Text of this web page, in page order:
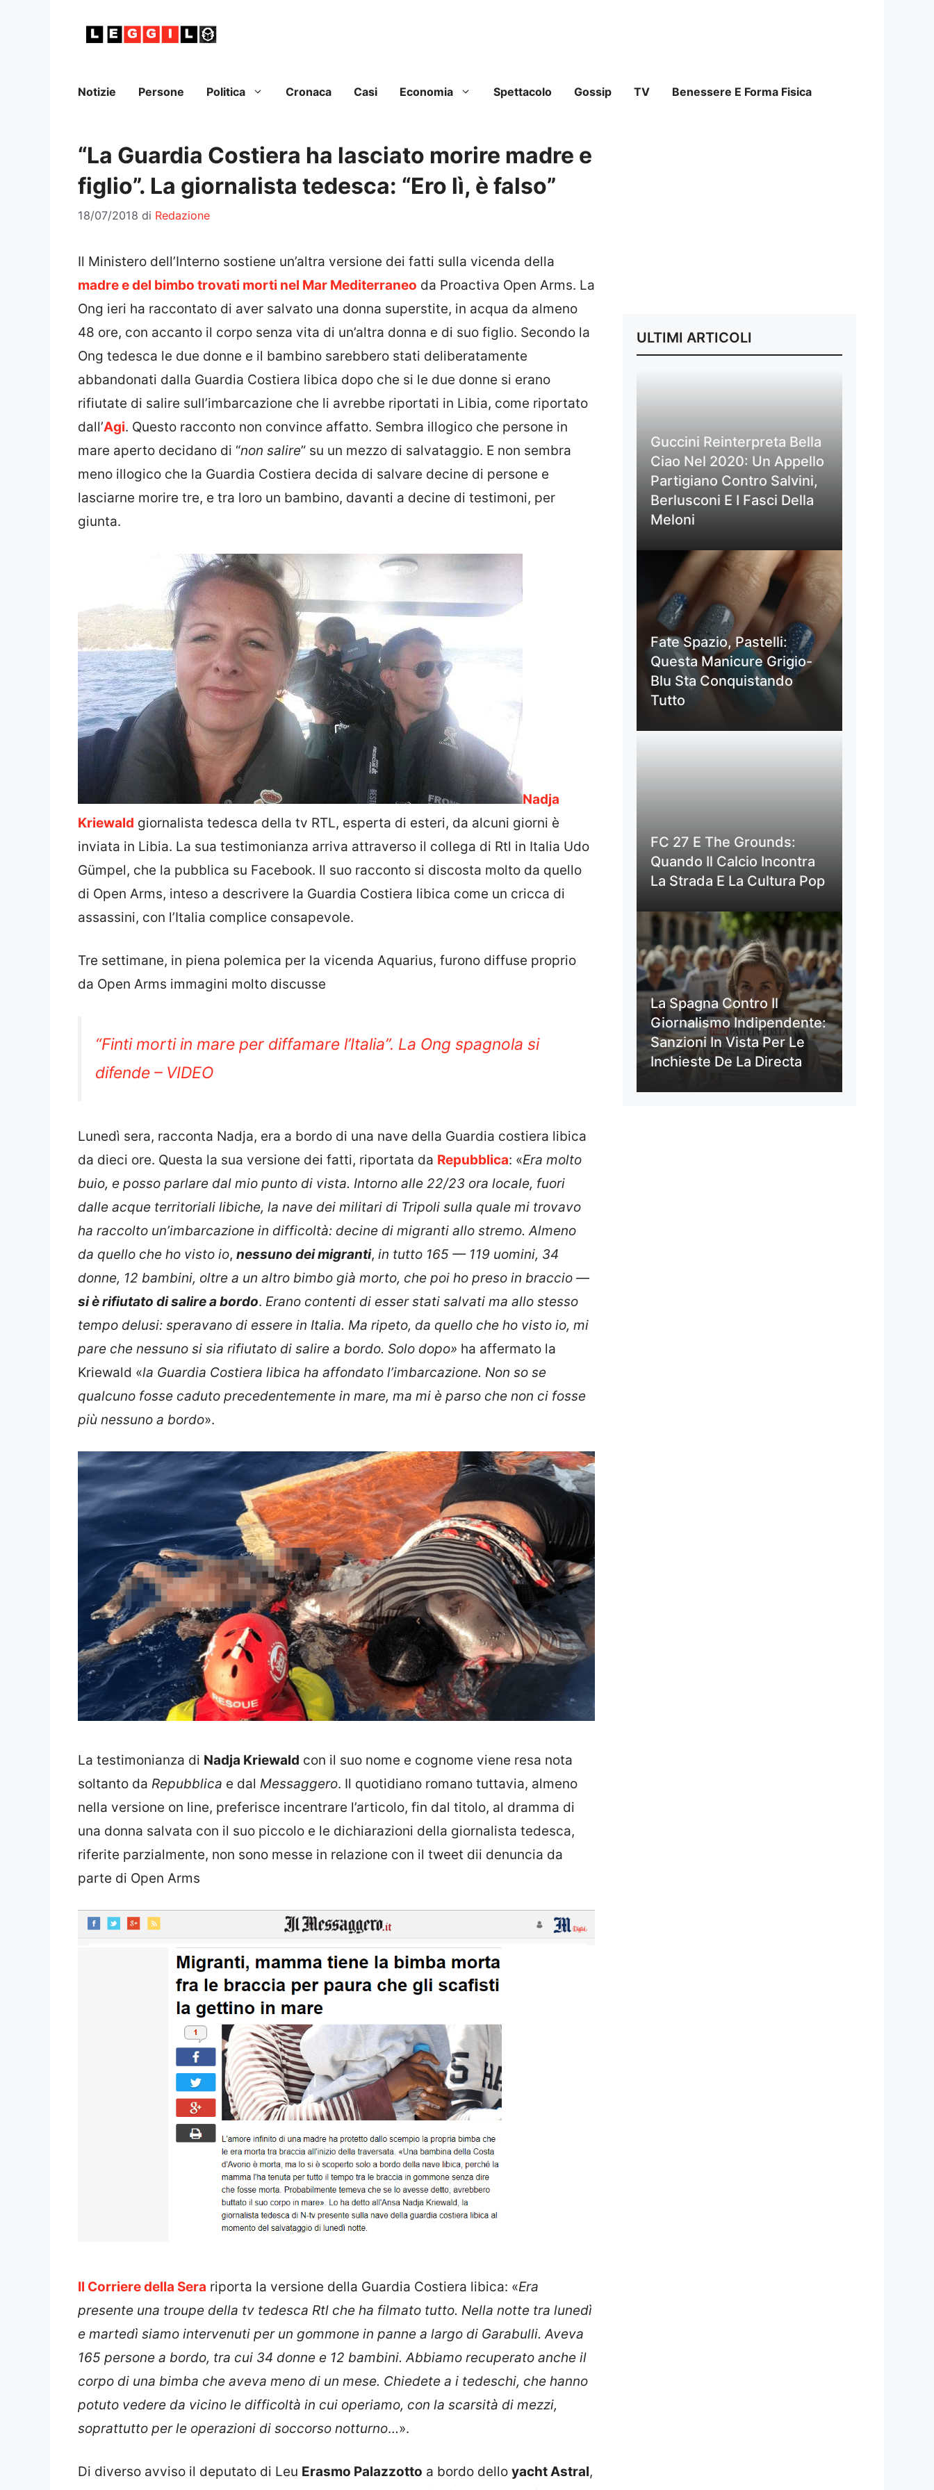
Notizie Persone Politica Cronaca Casi Economia Spettacolo Gossip TV Benessere E Forma Fisica
“La Guardia Costiera ha lasciato morire madre e
figlio”. La giornalista tedesca: “Ero lì, è falso”
18/07/2018 di Redazione
Il Ministero dell’Interno sostiene un’altra versione dei fatti sulla vicenda della
madre e del bimbo trovati morti nel Mar Mediterraneo da Proactiva Open Arms. La
Ong ieri ha raccontato di aver salvato una donna superstite, in acqua da almeno
48 ore, con accanto il corpo senza vita di un’altra donna e di suo figlio. Secondo la
Ong tedesca le due donne e il bambino sarebbero stati deliberatamente
abbandonati dalla Guardia Costiera libica dopo che si le due donne si erano
rifiutate di salire sull’imbarcazione che li avrebbe riportati in Libia, come riportato
dall’Agi. Questo racconto non convince affatto. Sembra illogico che persone in
mare aperto decidano di “non salire” su un mezzo di salvataggio. E non sembra
meno illogico che la Guardia Costiera decida di salvare decine di persone e
lasciarne morire tre, e tra loro un bambino, davanti a decine di testimoni, per
giunta.
Nadja
Kriewald giornalista tedesca della tv RTL, esperta di esteri, da alcuni giorni è
inviata in Libia. La sua testimonianza arriva attraverso il collega di Rtl in Italia Udo
Gümpel, che la pubblica su Facebook. Il suo racconto si discosta molto da quello
di Open Arms, inteso a descrivere la Guardia Costiera libica come un cricca di
assassini, con l’Italia complice consapevole.
Tre settimane, in piena polemica per la vicenda Aquarius, furono diffuse proprio
da Open Arms immagini molto discusse
“Finti morti in mare per diffamare l’Italia”. La Ong spagnola si
difende – VIDEO
Lunedì sera, racconta Nadja, era a bordo di una nave della Guardia costiera libica
da dieci ore. Questa la sua versione dei fatti, riportata da Repubblica: «Era molto
buio, e posso parlare dal mio punto di vista. Intorno alle 22/23 ora locale, fuori
dalle acque territoriali libiche, la nave dei militari di Tripoli sulla quale mi trovavo
ha raccolto un’imbarcazione in difficoltà: decine di migranti allo stremo. Almeno
da quello che ho visto io, nessuno dei migranti, in tutto 165 — 119 uomini, 34
donne, 12 bambini, oltre a un altro bimbo già morto, che poi ho preso in braccio —
si è rifiutato di salire a bordo. Erano contenti di esser stati salvati ma allo stesso
tempo delusi: speravano di essere in Italia. Ma ripeto, da quello che ho visto io, mi
pare che nessuno si sia rifiutato di salire a bordo. Solo dopo» ha affermato la
Kriewald «la Guardia Costiera libica ha affondato l’imbarcazione. Non so se
qualcuno fosse caduto precedentemente in mare, ma mi è parso che non ci fosse
più nessuno a bordo».
La testimonianza di Nadja Kriewald con il suo nome e cognome viene resa nota
soltanto da Repubblica e dal Messaggero. Il quotidiano romano tuttavia, almeno
nella versione on line, preferisce incentrare l’articolo, fin dal titolo, al dramma di
una donna salvata con il suo piccolo e le dichiarazioni della giornalista tedesca,
riferite parzialmente, non sono messe in relazione con il tweet dii denuncia da
parte di Open Arms
Il Corriere della Sera riporta la versione della Guardia Costiera libica: «Era
presente una troupe della tv tedesca Rtl che ha filmato tutto. Nella notte tra lunedì
e martedì siamo intervenuti per un gommone in panne a largo di Garabulli. Aveva
165 persone a bordo, tra cui 34 donne e 12 bambini. Abbiamo recuperato anche il
corpo di una bimba che aveva meno di un mese. Chiedete a i tedeschi, che hanno
potuto vedere da vicino le difficoltà in cui operiamo, con la scarsità di mezzi,
soprattutto per le operazioni di soccorso notturno…».
Di diverso avviso il deputato di Leu Erasmo Palazzotto a bordo dello yacht Astral,
ULTIMI ARTICOLI
Guccini Reinterpreta Bella
Ciao Nel 2020: Un Appello
Partigiano Contro Salvini,
Berlusconi E I Fasci Della
Meloni
Fate Spazio, Pastelli:
Questa Manicure Grigio-
Blu Sta Conquistando
Tutto
FC 27 E The Grounds:
Quando Il Calcio Incontra
La Strada E La Cultura Pop
La Spagna Contro Il
Giornalismo Indipendente:
Sanzioni In Vista Per Le
Inchieste De La Directa